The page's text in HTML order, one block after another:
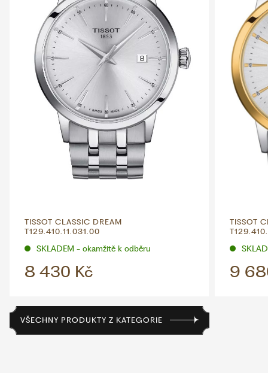
TISSOT CLASSIC DREAM
T129.410.11.031.00
SKLADEM - okamžitě k odběru
8 430 Kč
TISSOT
9
VŠECHNY PRODUKTY Z KATEGORIE